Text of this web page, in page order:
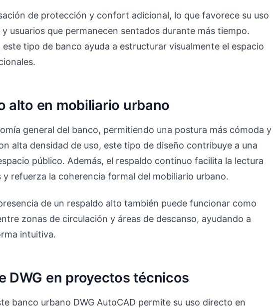
de protección y confort adicional, lo que favorece su uso
usuarios que permanecen sentados durante más tiempo.
tipo de banco ayuda a estructurar visualmente el espacio
alto en mobiliario urbano
general del banco, permitiendo una postura más cómoda y
alta densidad de uso, este tipo de diseño contribuye a una
público. Además, el respaldo continuo facilita la lectura
refuerza la coherencia formal del mobiliario urbano.
de un respaldo alto también puede funcionar como
zonas de circulación y áreas de descanso, ayudando a
intuitiva.
DWG en proyectos técnicos
banco urbano DWG AutoCAD permite su uso directo en